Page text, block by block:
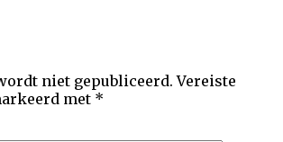
niet gepubliceerd. Vereiste
met *